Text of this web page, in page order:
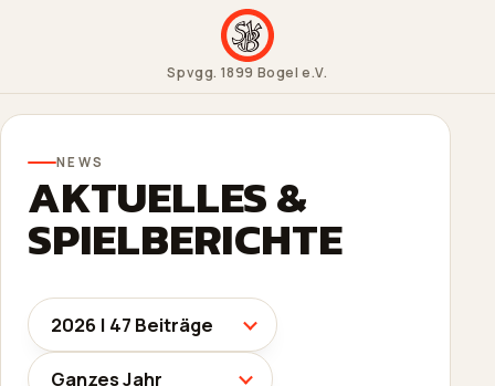
Spvgg. 1899 Bogel e.V.
NEWS
AKTUELLES &
SPIELBERICHTE